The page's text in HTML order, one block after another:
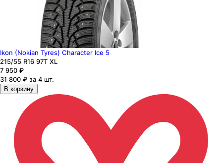
Ikon (Nokian Tyres) Character Ice 5
215/55 R16 97T XL
7 950 ₽
31 800 ₽ за 4 шт.
В корзину